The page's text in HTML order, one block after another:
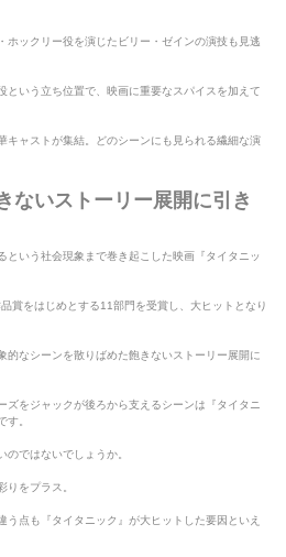
ホックリー役を演じたビリー・ゼインの演技も見逃
という立ち位置で、映画に重要なスパイスを加えて
キャストが集結。どのシーンにも見られる繊細な演
ないストーリー展開に引き
という社会現象まで巻き起こした映画『タイタニッ
賞をはじめとする11部門を受賞し、大ヒットとなり
的なシーンを散りばめた飽きないストーリー展開に
ズをジャックが後ろから支えるシーンは『タイタニ
す。
のではないでしょうか。
りをプラス。
う点も『タイタニック』が大ヒットした要因といえ